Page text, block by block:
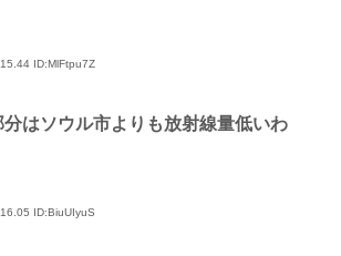
ID:MlFtpu7Z
はソウル市よりも放射線量低いわ
ID:BiuUIyuS